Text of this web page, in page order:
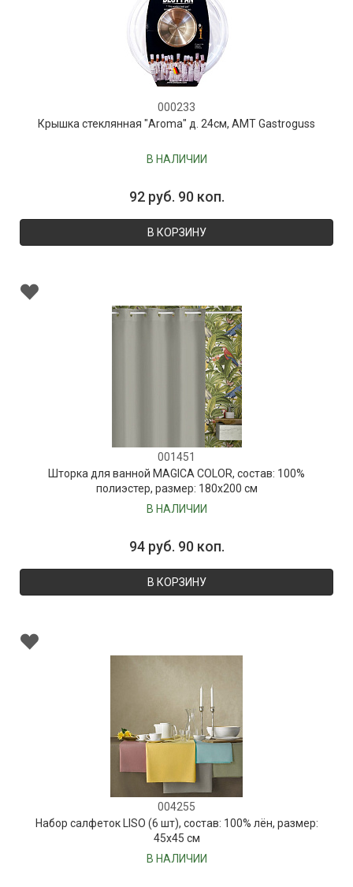
000233
Крышка стеклянная "Aroma" д. 24см, AMT Gastroguss
В НАЛИЧИИ
92 руб. 90 коп.
В КОРЗИНУ
001451
Шторка для ванной MAGICA COLOR, состав: 100%
полиэстер, размер: 180х200 см
В НАЛИЧИИ
94 руб. 90 коп.
В КОРЗИНУ
004255
Набор салфеток LISO (6 шт), состав: 100% лён, размер:
45х45 см
В НАЛИЧИИ